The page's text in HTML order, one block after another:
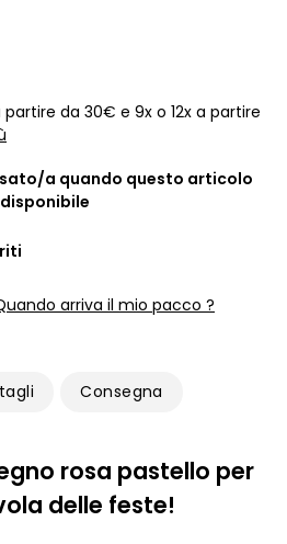
da 30€ e 9x o 12x a partire
a quando questo articolo
arriva il mio pacco ?
Consegna
rosa pastello per
delle feste!